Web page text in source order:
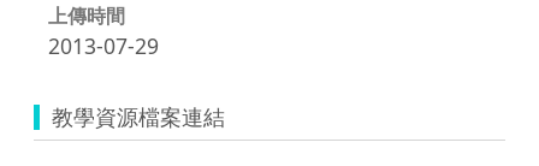
上傳時間
2013-07-29
教學資源檔案連結